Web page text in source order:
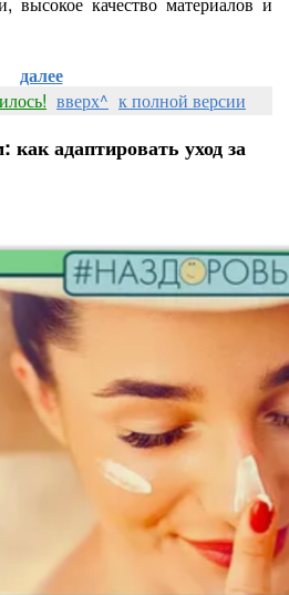
далее
вверх^ к полной версии
адаптировать уход за